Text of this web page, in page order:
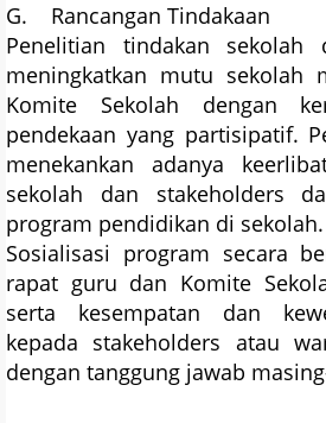
G. Rancangan Tindakaan
Penelitian tindakan sekolah
meningkatkan mutu sekolah
Komite Sekolah dengan
pendekaan yang partisipatif.
menekankan adanya
sekolah dan stakeholders
program pendidikan di sekolah.
Sosialisasi program secara
rapat guru dan Komite
serta kesempatan dan
kepada stakeholders atau
dengan tanggung jawab